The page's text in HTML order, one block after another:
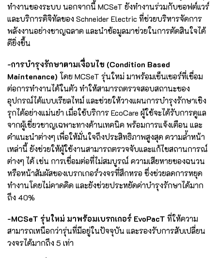
ทำงานของระบบ นอกจากนี้ MCSeT ยังทำงานร่วมกับซอฟต์แวร์
และบริการดิจิทัลของ Schneider Electric ที่ช่วยบริหารจัดการ
พลังงานอย่างชาญฉลาด และนำข้อมูลมาช่วยในการตัดสินใจได้
ดียิ่งขึ้น
-การบำรุงรักษาตามเงื่อนไข (Condition Based
Maintenance) โดย MCSeT รุ่นใหม่ มาพร้อมเซ็นเซอร์ที่เชื่อม
ต่อการทำงานได้ในตัว ทำให้สามารถตรวจสอบสถานะของ
อุปกรณ์ได้แบบเรียลไทม์ และช่วยให้วางแผนการบำรุงรักษาเชิง
รุกได้อย่างแม่นยำ เมื่อใช้บริการ EcoCare ผู้ใช้จะได้รับการดูแล
จากผู้เชี่ยวชาญเฉพาะทางด้านเทคนิค พร้อมการแจ้งเตือน และ
คำแนะนำต่างๆ เพื่อให้มั่นใจถึงประสิทธิภาพสูงสุด ความล้ำหน้า
เหล่านี้ ยังช่วยให้ผู้ใช้งานสามารถตรวจจับและแก้ไขสถานการณ์
ต่างๆ ได้ เช่น การเชื่อมต่อที่ไม่สมบูรณ์ ความเสียหายของฉนวน
หรือหน้าสัมผัสของเบรกเกอร์วงจรที่สึกหรอ ซึ่งช่วยลดการหยุด
ทำงานโดยไม่คาดคิด และยังช่วยประหยัดค่าบำรุงรักษาได้มาก
ถึง 40%
-MCSeT รุ่นใหม่ มาพร้อมเบรกเกอร์ EvoPacT ที่ให้ความ
สามารถเหนือกว่ารุ่นที่มีอยู่ในปัจจุบัน และรองรับการสับเปลี่ยน
วงจรได้มากถึง 5 เท่า